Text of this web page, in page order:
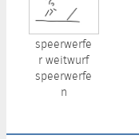
speerwerfe
r weitwurf
speerwerfe
n